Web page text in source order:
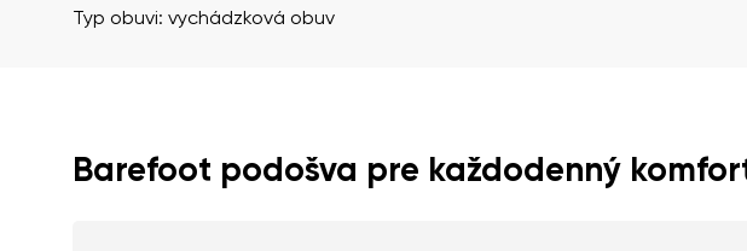
Typ obuvi: vychádzková obuv
Barefoot podošva pre každodenný